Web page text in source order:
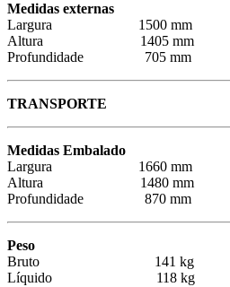
Medidas externas
Largura 1500 mm
Altura 1405 mm
Profundidade 705 mm
TRANSPORTE
Medidas Embalado
Largura 1660 mm
Altura 1480 mm
Profundidade 870 mm
Peso
Bruto 141 kg
Líquido 118 kg